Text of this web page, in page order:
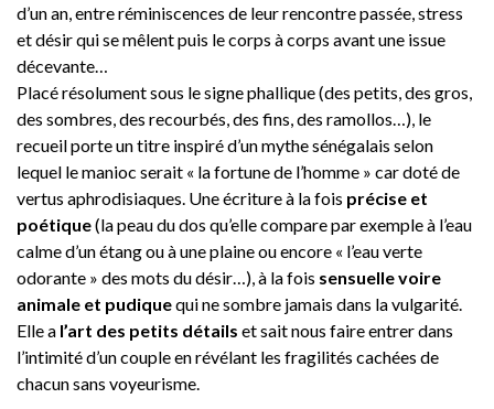
d’un an, entre réminiscences de leur rencontre passée, stress
et désir qui se mêlent puis le corps à corps avant une issue
décevante…
Placé résolument sous le signe phallique (des petits, des gros,
des sombres, des recourbés, des fins, des ramollos…), le
recueil porte un titre inspiré d’un mythe sénégalais selon
lequel le manioc serait « la fortune de l’homme » car doté de
vertus aphrodisiaques. Une écriture à la fois précise et
poétique(la peau du dos qu’elle compare par exemple à l’eau
calme d’un étang ou à une plaine ou encore « l’eau verte
odorante » des mots du désir…), à la fois sensuelle voire
animale et pudiquequi ne sombre jamais dans la vulgarité.
Elle a l’art des petits détails et sait nous faire entrer dans
l’intimité d’un couple en révélant les fragilités cachées de
chacun sans voyeurisme.